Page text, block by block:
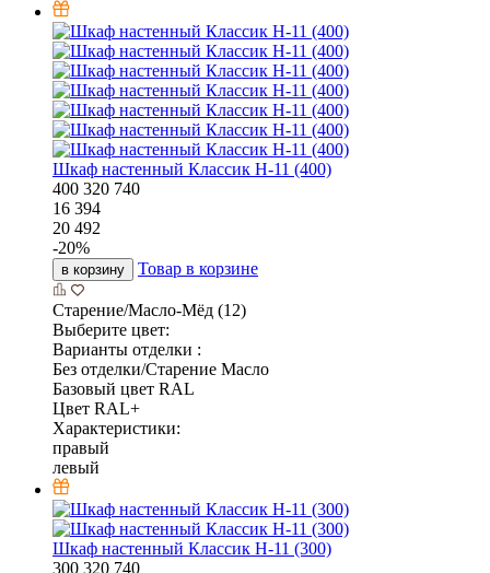
Шкаф настенный Классик Н-11 (400)
400 320 740
16 394
20 492
-20%
в корзину Товар в корзине
Старение/Масло-Мёд (12)
Выберите цвет:
Варианты отделки :
Без отделки/Старение Масло
Базовый цвет RAL
Цвет RAL+
Характеристики:
правый
левый
Шкаф настенный Классик Н-11 (300)
300 320 740